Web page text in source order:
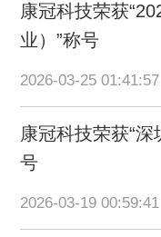
康冠科技荣获
业）”称号
2026-03-25 01:41:57
康冠科技荣获“
号
2026-03-19 00:59:41